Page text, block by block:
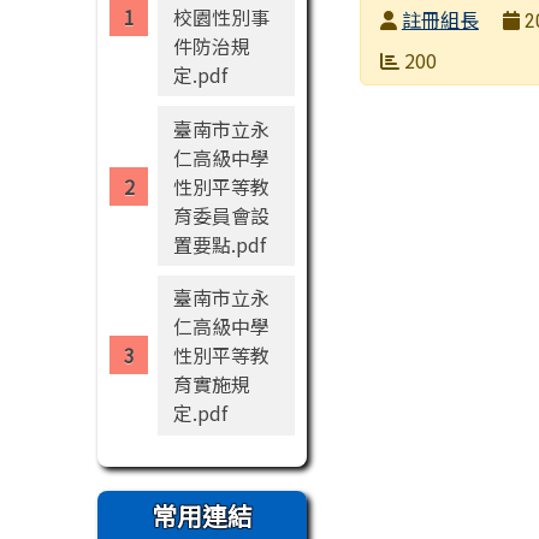
校園性別事
件防治規
定.pdf
臺南市立永
仁高級中學
性別平等教
育委員會設
置要點.pdf
臺南市立永
仁高級中學
性別平等教
育實施規
定.pdf
常用連結
發布者註冊組長
發布日期
瀏覽次數
200